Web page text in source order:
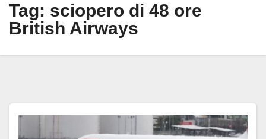
Tag: sciopero di 48 ore
British Airways